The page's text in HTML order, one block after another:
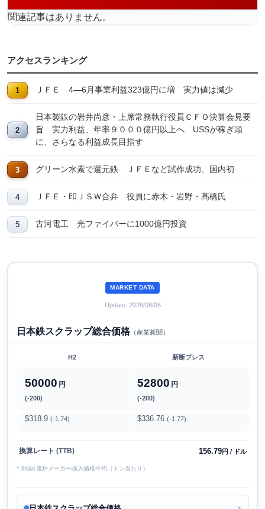
関連記事はありません。
アクセスランキング
ＪＦＥ 4―6月事業利益323億円に増 実力値は減少
日本製鉄の岩井尚彦・上席常務執行役員ＣＦＯ決算会見要
旨 実力利益、年率９０００億円以上へ USSが稼ぎ頭
に、さらなる利益成長目指す
グリーン水素で還元鉄 ＪＦＥなど試作成功、国内初
ＪＦＥ・印ＪＳＷ合弁 役員に赤木・岩野・髙橋氏
古河電工 光ファイバーに1000億円投資
MARKET DATA
Update: 2026/08/06
日本鉄スクラップ総合価格（産業新聞）
H2 新断プレス
50000 円
(-200)
52800 円
(-200)
$318.9 (-1.74) $336.76 (-1.77)
換算レート (TTB) 156.79円 / ドル
* 3地区電炉メーカー購入価格平均（トン当たり）